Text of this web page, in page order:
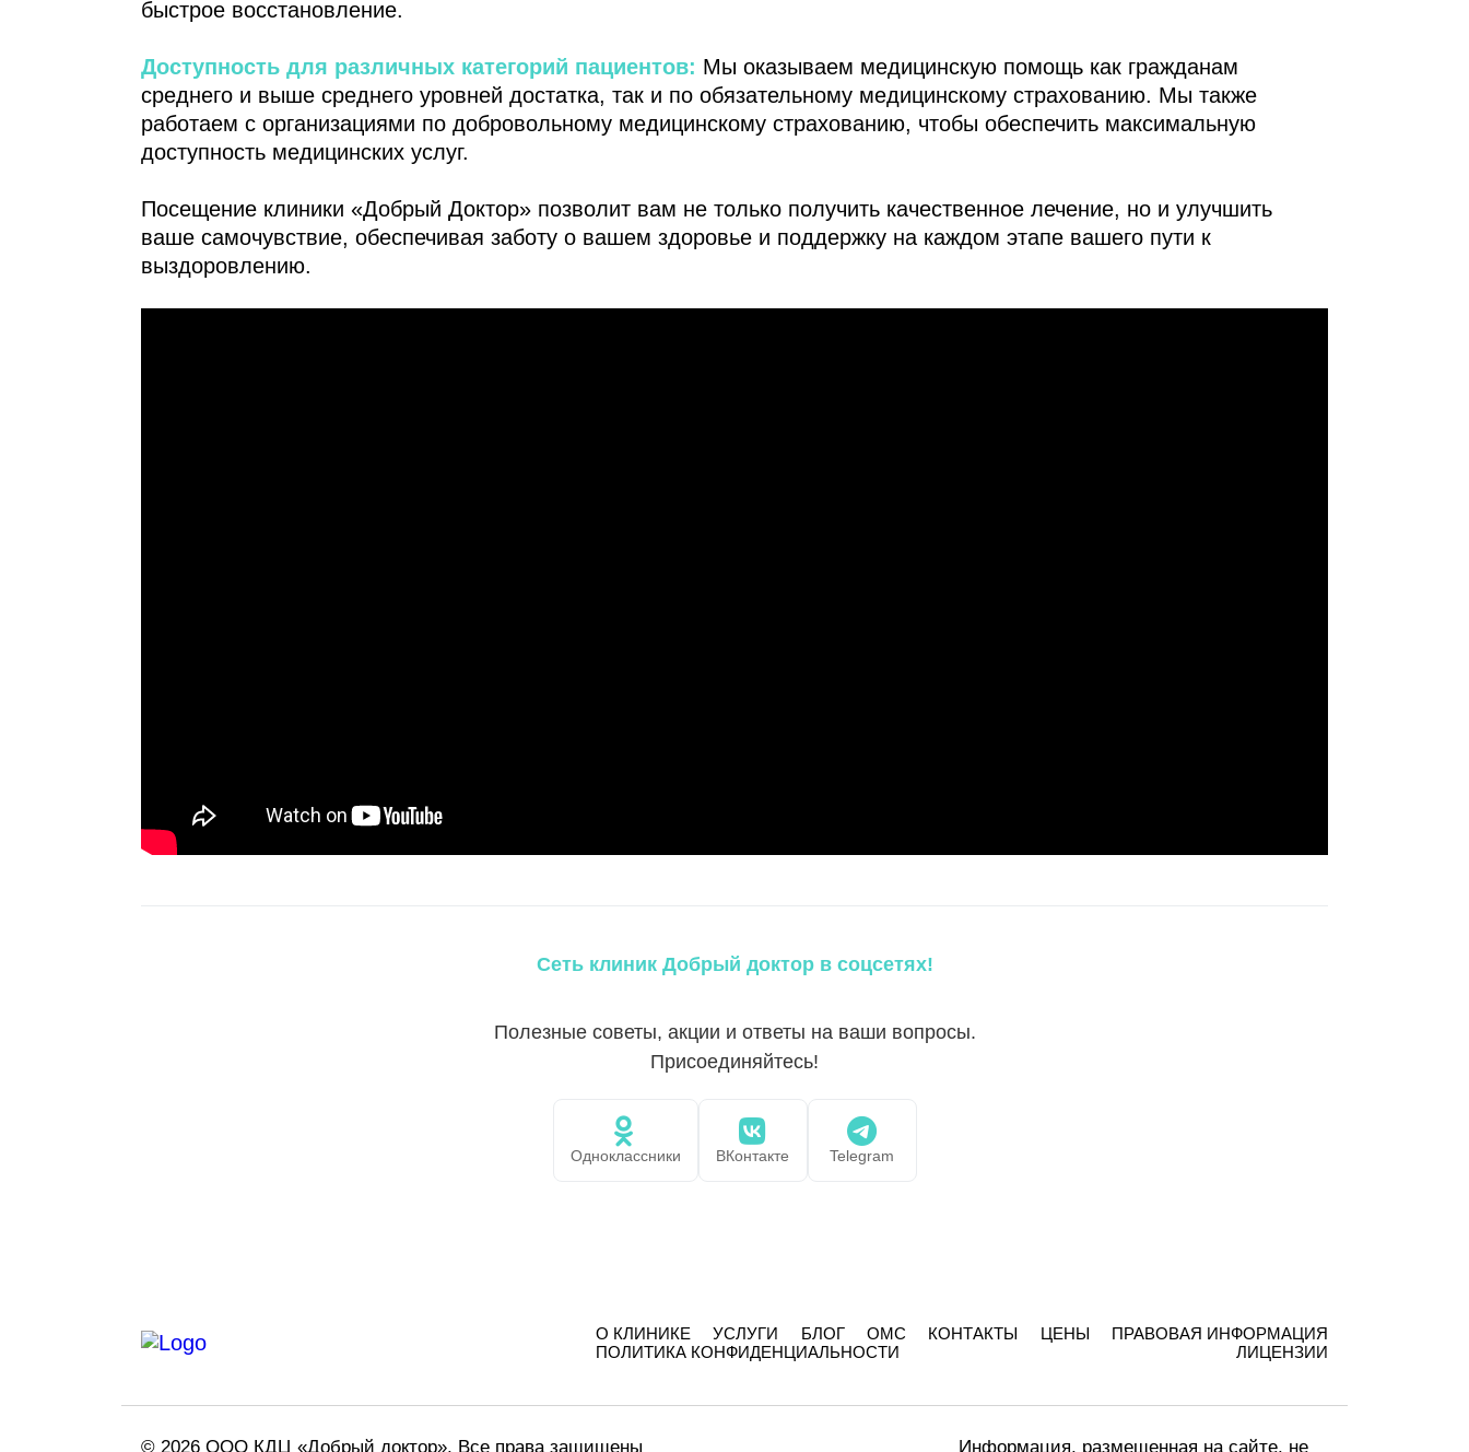
быстрое восстановление.
Доступность для различных категорий пациентов: Мы оказываем медицинскую помощь как гражданам
среднего и выше среднего уровней достатка, так и по обязательному медицинскому страхованию. Мы также
работаем с организациями по добровольному медицинскому страхованию, чтобы обеспечить максимальную
доступность медицинских услуг.
Посещение клиники «Добрый Доктор» позволит вам не только получить качественное лечение, но и улучшить
ваше самочувствие, обеспечивая заботу о вашем здоровье и поддержку на каждом этапе вашего пути к
выздоровлению.
Сеть клиник Добрый доктор в соцсетях!
Полезные советы, акции и ответы на ваши вопросы.
Присоединяйтесь!
Одноклассники ВКонтакте Telegram
О КЛИНИКЕ УСЛУГИ БЛОГ ОМС КОНТАКТЫ ЦЕНЫ
ПРАВОВАЯ ИНФОРМАЦИЯ
ПОЛИТИКА КОНФИДЕНЦИАЛЬНОСТИ
ЛИЦЕНЗИИ
© 2026 ООО КДЦ «Добрый доктор», Все права защищены Информация, размещенная на сайте, не